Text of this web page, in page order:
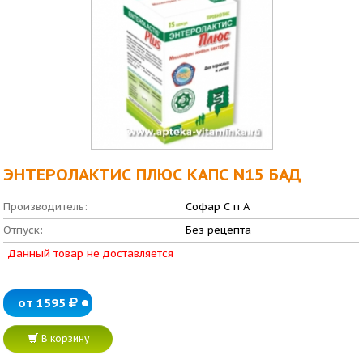
ЭНТЕРОЛАКТИС ПЛЮС КАПС N15 БАД
Производитель:
Софар С п А
Отпуск:
Без рецепта
Данный товар не доставляется
от 1595
В корзину